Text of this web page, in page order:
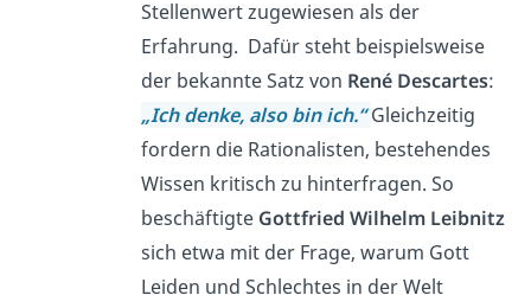
Stellenwert zugewiesen als der
Erfahrung. Dafür steht beispielsweise
der bekannte Satz von René Descartes:
„Ich denke, also bin ich.“ Gleichzeitig
fordern die Rationalisten, bestehendes
Wissen kritisch zu hinterfragen. So
beschäftigte Gottfried Wilhelm Leibnitz
sich etwa mit der Frage, warum Gott
Leiden und Schlechtes in der Welt